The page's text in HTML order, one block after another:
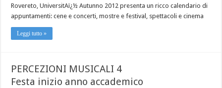
Rovereto, UniversitAï¿½ Autunno 2012 presenta un ricco calendario di
appuntamenti: cene e concerti, mostre e festival, spettacoli e cinema
Leggi tutto »
PERCEZIONI MUSICALI 4
Festa inizio anno accademico